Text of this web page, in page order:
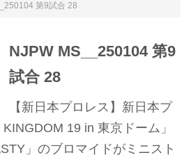
第9試合 28
NJPW MS__250104 第9
試合 28
【新日本プロレス】新日本プ
19 in 東京ドーム」
」のブロマイドがミニスト